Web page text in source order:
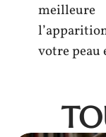
votre peau